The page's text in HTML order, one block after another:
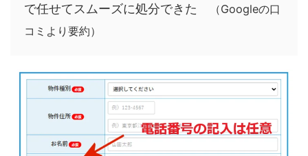
で任せてスムーズに処分できた
（Googleの口
コミより要約）